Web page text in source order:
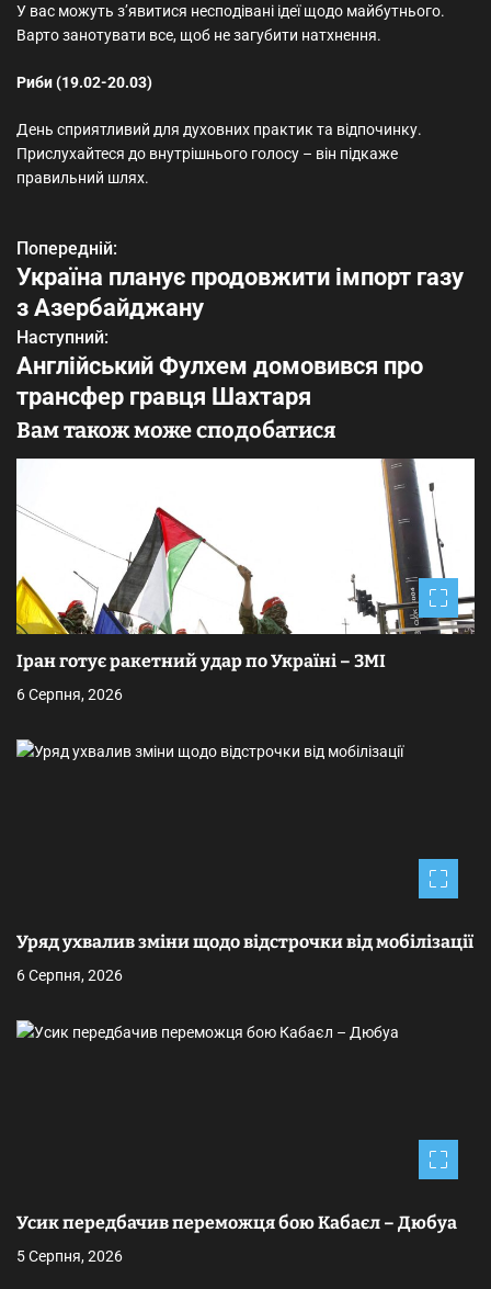
У вас можуть з’явитися несподівані ідеї щодо майбутнього.
Варто занотувати все, щоб не загубити натхнення.
Риби (19.02-20.03)
День сприятливий для духовних практик та відпочинку.
Прислухайтеся до внутрішнього голосу – він підкаже
правильний шлях.
Н
а
в
і
г
а
ц
я
з
а
и
Попередній:
Україна планує продовжити імпорт газу
з Азербайджану
Наступний:
Англійський Фулхем домовився про
трансфер гравця Шахтаря
Вам також може сподобатися
Іран готує ракетний удар по Україні – ЗМІ
6 Серпня, 2026
Уряд ухвалив зміни щодо відстрочки від мобілізації
6 Серпня, 2026
Усик передбачив переможця бою Кабаєл – Дюбуа
5 Серпня, 2026